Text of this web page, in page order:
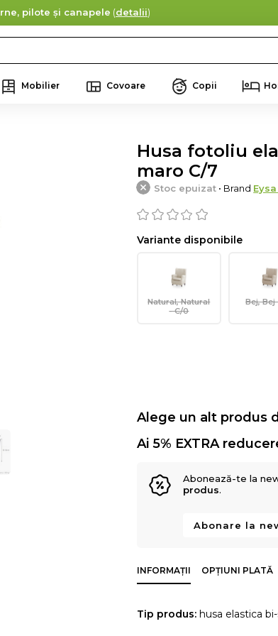
pilote și canapele (detalii)
Mobilier Covoare Copii
Husa fotoliu
maro C/7
Stoc epuizat • Brand Eysa
Variante disponibile
Natural, Natural
- C/0
Bej, Bej
Alege un alt produs
Ai 5% EXTRA
Abonează-te la
produs.
Abonare la
INFORMAȚII OPȚIUNI PLATĂ
Tip produs: husa elastica